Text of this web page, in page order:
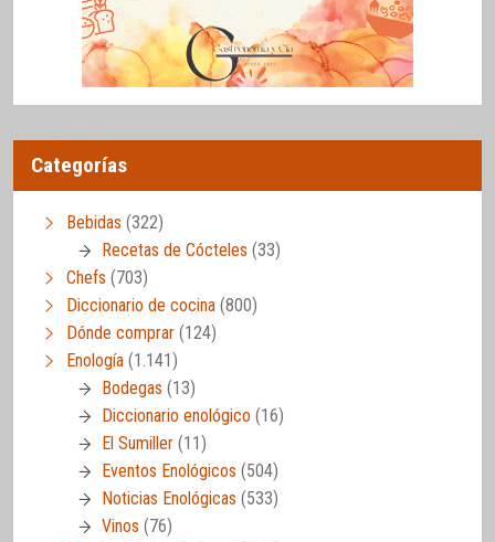
Categorías
Bebidas (322)
Recetas de Cócteles (33)
Chefs (703)
Diccionario de cocina (800)
Dónde comprar (124)
Enología (1.141)
Bodegas (13)
Diccionario enológico (16)
El Sumiller (11)
Eventos Enológicos (504)
Noticias Enológicas (533)
Vinos (76)